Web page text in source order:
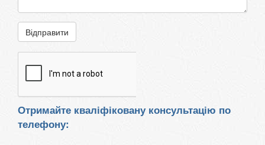
Відправити
Отримайте кваліфіковану консультацію по
телефону: